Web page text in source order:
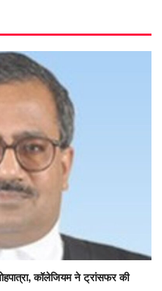
कॉलेजियम ने ट्रांसफर की